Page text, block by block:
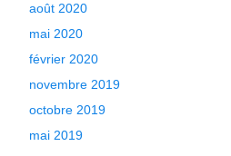
août 2020
mai 2020
février 2020
novembre 2019
octobre 2019
mai 2019